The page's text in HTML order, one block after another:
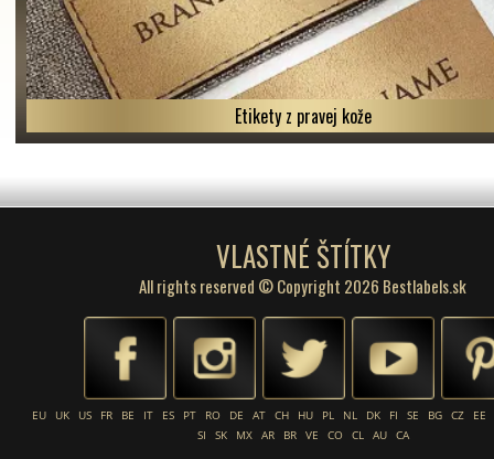
Etikety z pravej kože
VLASTNÉ ŠTÍTKY
All rights reserved © Copyright 2026 Bestlabels.sk
EU UK US FR BE IT ES PT RO DE AT CH HU PL NL DK FI SE BG CZ
EE
SI
SK MX AR BR VE CO CL AU CA